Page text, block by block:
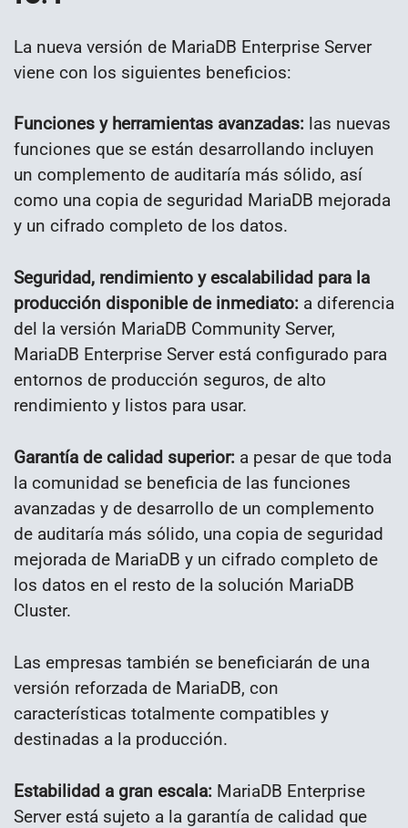
La nueva versión de MariaDB Enterprise Server
viene con los siguientes beneficios:
Funciones y herramientas avanzadas: las nuevas
funciones que se están desarrollando incluyen
un complemento de auditaría más sólido, así
como una copia de seguridad MariaDB mejorada
y un cifrado completo de los datos.
Seguridad, rendimiento y escalabilidad para la
producción disponible de inmediato: a diferencia
del la versión MariaDB Community Server,
MariaDB Enterprise Server está configurado para
entornos de producción seguros, de alto
rendimiento y listos para usar.
Garantía de calidad superior: a pesar de que toda
la comunidad se beneficia de las funciones
avanzadas y de desarrollo de un complemento
de auditaría más sólido, una copia de seguridad
mejorada de MariaDB y un cifrado completo de
los datos en el resto de la solución MariaDB
Cluster.
Las empresas también se beneficiarán de una
versión reforzada de MariaDB, con
características totalmente compatibles y
destinadas a la producción.
Estabilidad a gran escala: MariaDB Enterprise
Server está sujeto a la garantía de calidad que